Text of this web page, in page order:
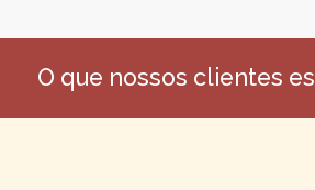
O que nossos clientes